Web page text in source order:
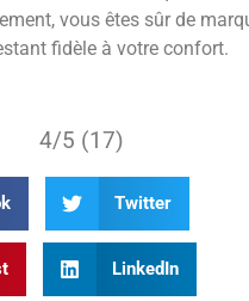
vous êtes sûr de
fidèle à votre confort.
4/5 (17)
Twitter
LinkedIn